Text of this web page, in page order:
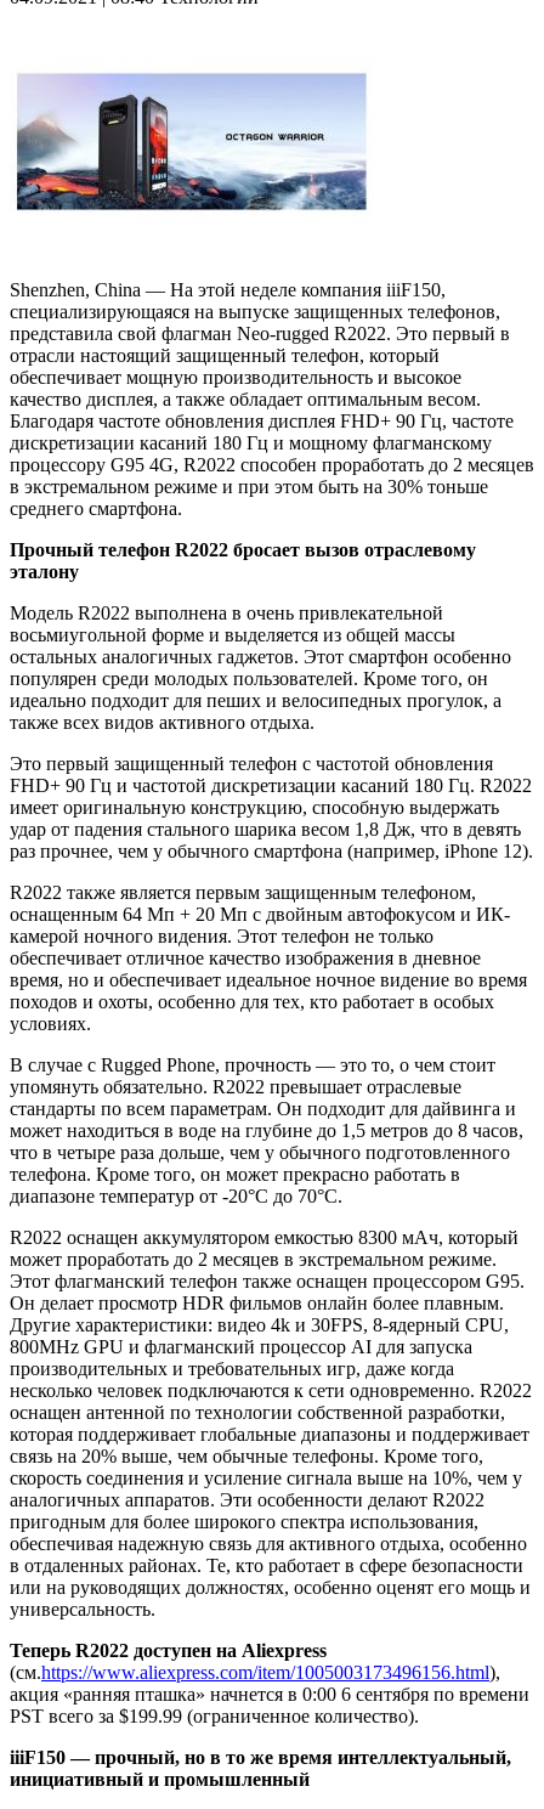
Shenzhen, China — На этой неделе компания iiiF150,
специализирующаяся на выпуске защищенных телефонов,
представила свой флагман Neo-rugged R2022. Это первый в
отрасли настоящий защищенный телефон, который
обеспечивает мощную производительность и высокое
качество дисплея, а также обладает оптимальным весом.
Благодаря частоте обновления дисплея FHD+ 90 Гц, частоте
дискретизации касаний 180 Гц и мощному флагманскому
процессору G95 4G, R2022 способен проработать до 2 месяцев
в экстремальном режиме и при этом быть на 30% тоньше
среднего смартфона.
Прочный телефон R2022 бросает вызов отраслевому
эталону
Модель R2022 выполнена в очень привлекательной
восьмиугольной форме и выделяется из общей массы
остальных аналогичных гаджетов. Этот смартфон особенно
популярен среди молодых пользователей. Кроме того, он
идеально подходит для пеших и велосипедных прогулок, а
также всех видов активного отдыха.
Это первый защищенный телефон с частотой обновления
FHD+ 90 Гц и частотой дискретизации касаний 180 Гц. R2022
имеет оригинальную конструкцию, способную выдержать
удар от падения стального шарика весом 1,8 Дж, что в девять
раз прочнее, чем у обычного смартфона (например, iPhone 12).
R2022 также является первым защищенным телефоном,
оснащенным 64 Мп + 20 Мп с двойным автофокусом и ИК-
камерой ночного видения. Этот телефон не только
обеспечивает отличное качество изображения в дневное
время, но и обеспечивает идеальное ночное видение во время
походов и охоты, особенно для тех, кто работает в особых
условиях.
В случае с Rugged Phone, прочность — это то, о чем стоит
упомянуть обязательно. R2022 превышает отраслевые
стандарты по всем параметрам. Он подходит для дайвинга и
может находиться в воде на глубине до 1,5 метров до 8 часов,
что в четыре раза дольше, чем у обычного подготовленного
телефона. Кроме того, он может прекрасно работать в
диапазоне температур от -20°C до 70°C.
R2022 оснащен аккумулятором емкостью 8300 мАч, который
может проработать до 2 месяцев в экстремальном режиме.
Этот флагманский телефон также оснащен процессором G95.
Он делает просмотр HDR фильмов онлайн более плавным.
Другие характеристики: видео 4k и 30FPS, 8-ядерный CPU,
800MHz GPU и флагманский процессор AI для запуска
производительных и требовательных игр, даже когда
несколько человек подключаются к сети одновременно. R2022
оснащен антенной по технологии собственной разработки,
которая поддерживает глобальные диапазоны и поддерживает
связь на 20% выше, чем обычные телефоны. Кроме того,
скорость соединения и усиление сигнала выше на 10%, чем у
аналогичных аппаратов. Эти особенности делают R2022
пригодным для более широкого спектра использования,
обеспечивая надежную связь для активного отдыха, особенно
в отдаленных районах. Те, кто работает в сфере безопасности
или на руководящих должностях, особенно оценят его мощь и
универсальность.
Теперь R2022 доступен на Aliexpress
(см.https://www.aliexpress.com/item/1005003173496156.html),
акция «ранняя пташка» начнется в 0:00 6 сентября по времени
PST всего за $199.99 (ограниченное количество).
iiiF150 — прочный, но в то же время интеллектуальный,
инициативный и промышленный